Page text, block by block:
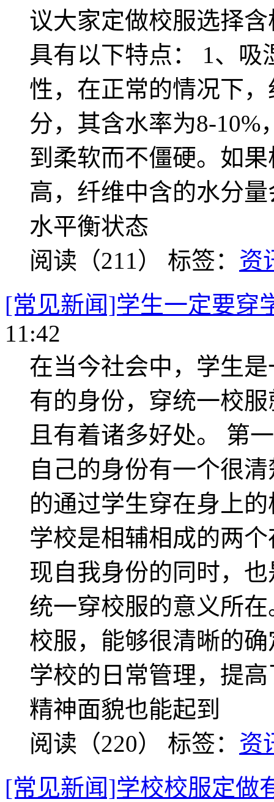
议大家定做校服选择
具有以下特点： 1、
性，在正常的情况下
分，其含水率为8-
到柔软而不僵硬。如
高，纤维中含的水分
水平衡状态
阅读（211） 标签： 资
[常见新闻]学生一定要穿
11:42
在当今社会中，学生
有的身份，穿统一校
且有着诸多好处。 第
自己的身份有一个很
的通过学生穿在身上
学校是相辅相成的两
现自我身份的同时，
统一穿校服的意义所
校服，能够很清晰的
学校的日常管理，提
精神面貌也能起到
阅读（220） 标签： 资
[常见新闻]学校校服定做